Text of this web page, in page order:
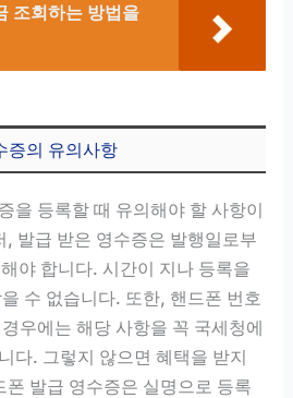
조회하는 방법을
증의 유의사항
을 등록할 때 유의해야 할 사항이
, 발급 받은 영수증은 발행일로부
야 합니다. 시간이 지나 등록을
수 없습니다. 또한, 핸드폰 번호
우에는 해당 사항을 꼭 국세청에
다. 그렇지 않으면 혜택을 받지
발급 영수증은 실명으로 등록